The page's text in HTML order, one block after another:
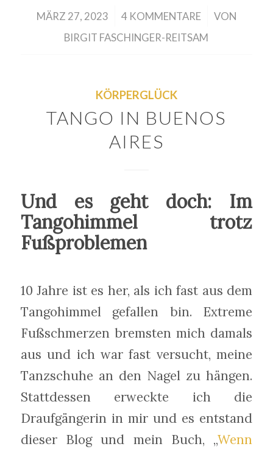
MÄRZ 27, 2023
/ 4 KOMMENTARE
/
VON
BIRGIT FASCHINGER-REITSAM
KÖRPERGLÜCK
TANGO IN BUENOS
AIRES
Und es geht doch: Im
Tangohimmel trotz
Fußproblemen
10 Jahre ist es her, als ich fast aus dem
Tangohimmel gefallen bin. Extreme
Fußschmerzen bremsten mich damals
aus und ich war fast versucht, meine
Tanzschuhe an den Nagel zu hängen.
Stattdessen erweckte ich die
Draufgängerin in mir und es entstand
dieser Blog und mein Buch, „Wenn